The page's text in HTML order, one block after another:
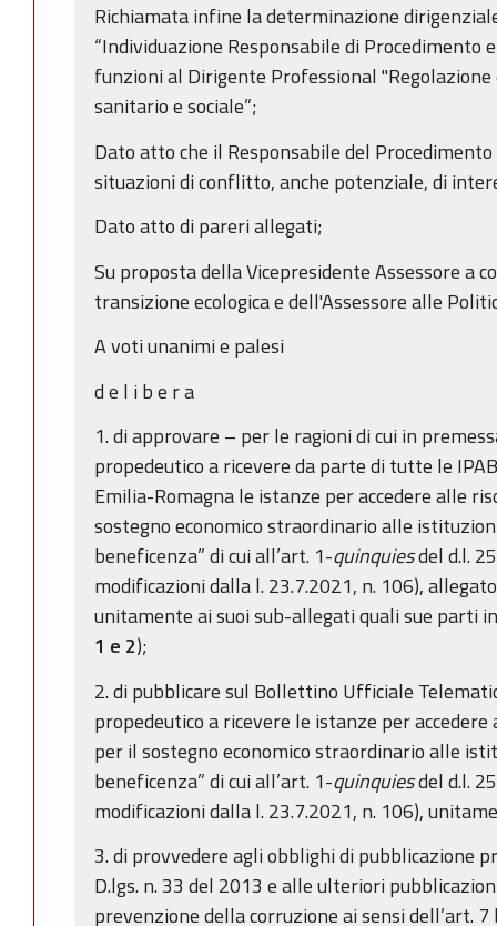
Richiamata infine la determinazione
“Individuazione Responsabile di Procedimento
funzioni al Dirigente Professional
sanitario e sociale”;
Dato atto che il Responsabile del
situazioni di conflitto, anche potenziale, di
Dato atto di pareri allegati;
Su proposta della Vicepresidente Assessore a
transizione ecologica e dell'Assessore alle
A voti unanimi e palesi
d e l i b e r a
1. di approvare – per le ragioni di cui in
propedeutico a ricevere da parte di tutte le
Emilia-Romagna le istanze per accedere alle
sostegno economico straordinario alle
beneficenza” di cui all’art. 1-quinquiesdel d.l.
modificazioni dalla l. 23.7.2021, n. 106),
unitamente ai suoi sub-allegati quali sue parti
1 e 2);
2. di pubblicare sul Bollettino Ufficiale
propedeutico a ricevere le istanze per
per il sostegno economico straordinario alle
beneficenza” di cui all’art. 1-quinquiesdel d.l.
modificazioni dalla l. 23.7.2021, n. 106),
3. di provvedere agli obblighi di pubblicazione
D.lgs. n. 33 del 2013 e alle ulteriori
prevenzione della corruzione ai sensi dell’art.